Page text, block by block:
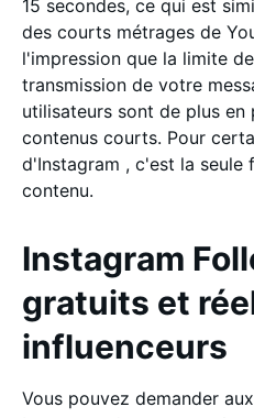
15 secondes, ce qui est
des courts métrages de
l'impression que la limite
transmission de votre
utilisateurs sont de plus en
contenus courts. Pour
d'Instagram , c'est la seule
contenu.
Instagram
gratuits et
influenceurs
Vous pouvez demander